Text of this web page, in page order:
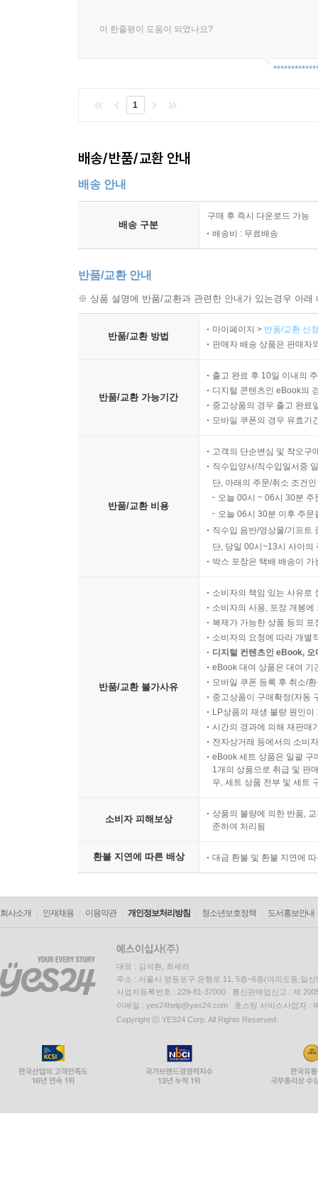
이 한줄평이 도움이 되었나요?
1
배송/반품/교환 안내
배송 안내
배송 구분
구매 후 즉시 다운로드 가능
배송비 : 무료배송
반품/교환 안내
※ 상품 설명에 반품/교환과 관련한 안내가 있는경우 아
반품/교환 방법
마이페이지 > 반품/교환 신
판매자 배송 상품은 판매자
반품/교환 가능기간
출고 완료 후 10일 이내의
디지털 콘텐츠인 eBook의
중고상품의 경우 출고 완료
모바일 쿠폰의 경우 유효기
반품/교환 비용
고객의 단순변심 및 착오구
직수입양서/직수입일서중
단, 아래의 주문/취소 조건
오늘 00시 ~ 06시 30분
오늘 06시 30분 이후 주
직수입 음반/영상물/기프트
단, 당일 00시~13시 사이의
박스 포장은 택배 배송이
반품/교환 불가사유
소비자의 책임 있는 사유로
소비자의 사용, 포장 개봉
복제가 가능한 상품 등의
소비자의 요청에 따라 개별
디지털 컨텐츠인 eBook,
eBook 대여 상품은 대여 기
모바일 쿠폰 등록 후 취소/
중고상품이 구매확정(자동
LP상품의 재생 불량 원인
시간의 경과에 의해 재판매
전자상거래 등에서의 소비
eBook 세트 상품은 일괄 구
1개의 상품으로 취급 및 판
우, 세트 상품 전부 및 세트
소비자 피해보상
상품의 불량에 의한 반품,
준하여 처리됨
환불 지연에 따른 배상 대금 환불 및 환불 지연에
회사소개 인재채용 이용약관 개인정보처리방침 청소년보호정책 도서홍보안내
대표 : 김석환, 최세라
주소 : 서울시 영등포구 은행로 11, 5층~6층(여의도동,일신
사업자등록번호 : 229-81-37000 통신판매업신고 : 제
이메일 : yes24help@yes24.com 호스팅 서비스사업자 :
Copyright ⓒ YES24 Corp. All Rights Reserved.